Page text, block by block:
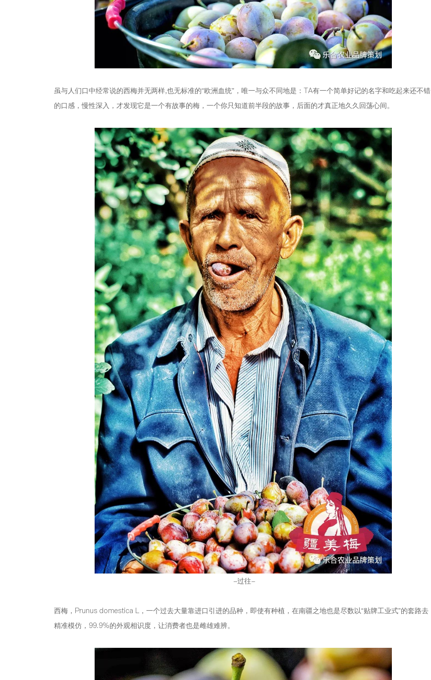
虽与人们口中经常说的西梅并无两样,也无标准的“欧洲血统”，唯一与众不同地是：TA有一个简单好记的名字和吃起来还不错
的口感，慢性深入，才发现它是一个有故事的梅，一个你只知道前半段的故事，后面的才真正地久久回荡心间。
-过往-
西梅，Prunus domestica L，一个过去大量靠进口引进的品种，即使有种植，在南疆之地也是尽数以“贴牌工业式”的套路去
精准模仿，99.9%的外观相识度，让消费者也是雌雄难辨。